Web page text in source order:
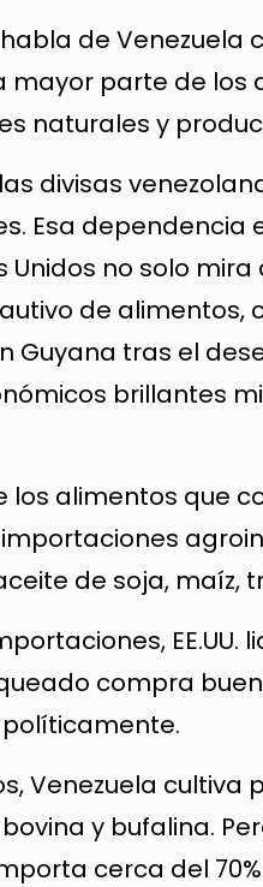
de Venezuela
mayor parte de los
naturales y
las divisas
Esa
no solo
de alimentos,
Guyana tras el
brillantes
los alimentos que
de soja, maíz,
EE.UU.
compra
Venezuela
y bufalina.
cerca del